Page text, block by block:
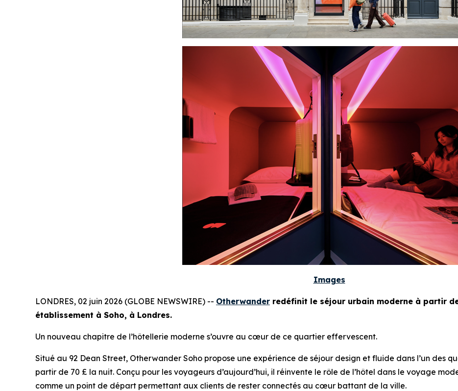
Images
LONDRES, 02 juin 2026 (GLOBE NEWSWIRE) -- Otherwander redéfinit le séjour urbain moderne à partir
établissement à Soho, à Londres.
Un nouveau chapitre de l’hôtellerie moderne s’ouvre au cœur de ce quartier effervescent.
Situé au 92 Dean Street, Otherwander Soho propose une expérience de séjour design et fluide dans l’un des
partir de 70 £ la nuit. Conçu pour les voyageurs d’aujourd’hui, il réinvente le rôle de l’hôtel dans le voyage
comme un point de départ permettant aux clients de rester connectés au cœur battant de la ville.